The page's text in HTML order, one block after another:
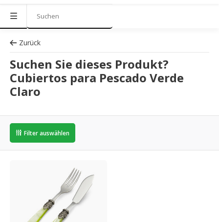
Zurück
Suchen Sie dieses Produkt?
Cubiertos para Pescado Verde
Claro
Filter auswählen